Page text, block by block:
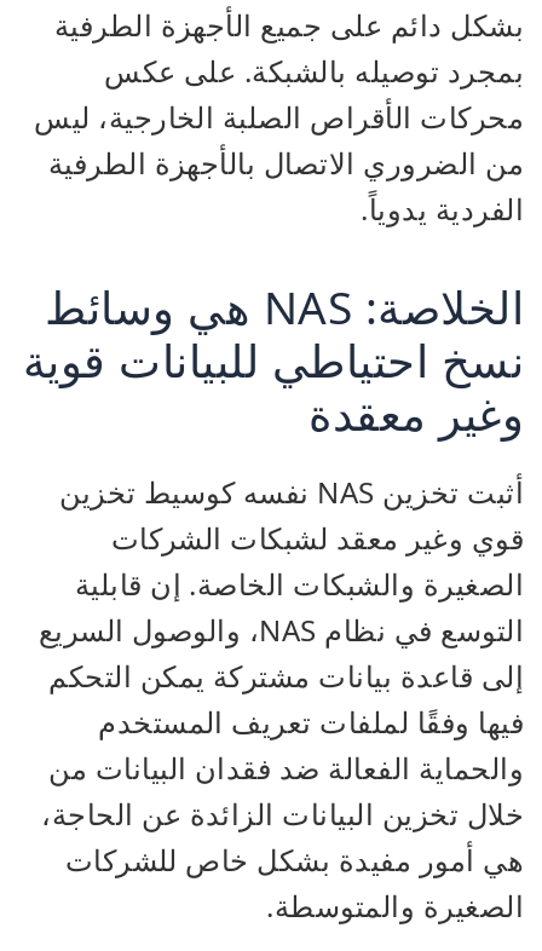
بشكل دائم على جميع الأجهزة الطرفية
بمجرد توصيله بالشبكة. على عكس
محركات الأقراص الصلبة الخارجية، ليس
من الضروري الاتصال بالأجهزة الطرفية
الفردية يدوياً.
الخلاصة: NAS هي وسائط
نسخ احتياطي للبيانات قوية
وغير معقدة
أثبت تخزين NAS نفسه كوسيط تخزين
قوي وغير معقد لشبكات الشركات
الصغيرة والشبكات الخاصة. إن قابلية
التوسع في نظام NAS، والوصول السريع
إلى قاعدة بيانات مشتركة يمكن التحكم
فيها وفقًا لملفات تعريف المستخدم
والحماية الفعالة ضد فقدان البيانات من
خلال تخزين البيانات الزائدة عن الحاجة،
هي أمور مفيدة بشكل خاص للشركات
الصغيرة والمتوسطة.